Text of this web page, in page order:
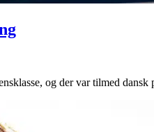
og der var tilmed